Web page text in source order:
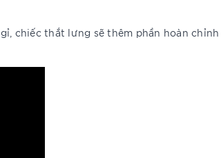
chiếc thắt lưng sẽ thêm phần hoàn